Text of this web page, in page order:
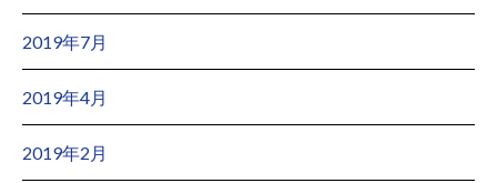
2019年7月
2019年4月
2019年2月